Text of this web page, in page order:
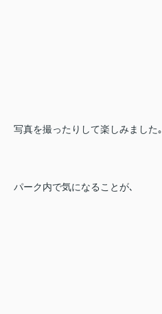
写真を撮ったりして楽しみました｡
パーク内で気になることが､